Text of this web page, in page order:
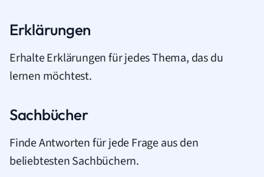
Erklärungen
Erhalte Erklärungen für jedes Thema, das du
lernen möchtest.
Sachbücher
Finde Antworten für jede Frage aus den
beliebtesten Sachbüchern.